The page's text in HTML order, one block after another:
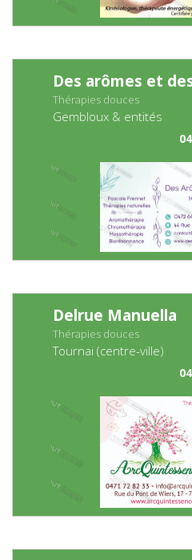
Des arômes et
Thérapies douces
Gembloux & entités
Delrue Manuella
Thérapies douces
Tournai (centre-ville)